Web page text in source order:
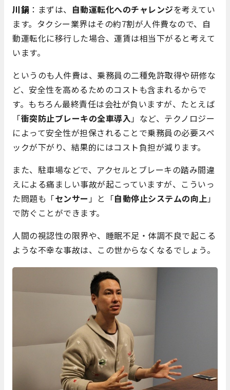
川鍋 ：まずは、 自動運転化へのチャレンジを考えてい
ます。タクシー業界はその約7割が人件費なので、自
動運転化に移行した場合、運賃は相当下がると考えて
います。
というのも人件費は、乗務員の二種免許取得や研修な
ど、安全性を高めるためのコストも含まれるからで
す。もちろん最終責任は会社が負いますが、たとえば
「衝突防止ブレーキの全車導入 」など、テクノロジー
によって安全性が担保されることで乗務員の必要スペ
ックが下がり、結果的にはコスト負担が減ります。
また、駐車場などで、アクセルとブレーキの踏み間違
えによる痛ましい事故が起こっていますが、こういっ
た問題も「センサー 」と「自動停止システムの向上 」
で防ぐことができます。
人間の視認性の限界や、睡眠不足・体調不良で起こる
ような不幸な事故は、この世からなくなるでしょう。